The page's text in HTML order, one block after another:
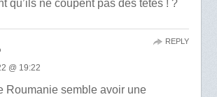
qu’ils ne coupent pas des têtes ! ?
@ 19:22
Roumanie semble avoir une
REPLY